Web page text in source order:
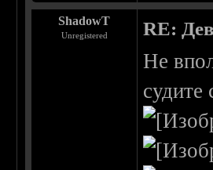
ShadowT
Unregistered RE:
Не
судите